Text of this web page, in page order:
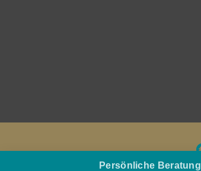
Persönliche Beratung